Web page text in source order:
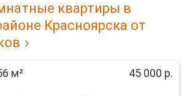
квартиры в
Красноярска от
м² 45 000 р.